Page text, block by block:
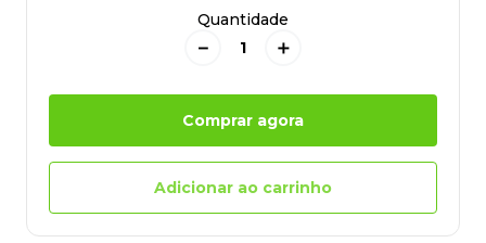
Quantidade
＋
－
Comprar agora
Adicionar ao carrinho